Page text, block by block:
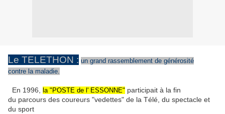
Le TELETHON : un grand rassemblement de générosité
contre la maladie.
En 1996, la "POSTE de l' ESSONNE" participait à la fin
du parcours des coureurs "vedettes" de la Télé, du spectacle et
du sport